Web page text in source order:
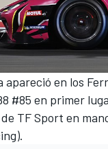
apareció en los
#85 en primer
TF Sport en